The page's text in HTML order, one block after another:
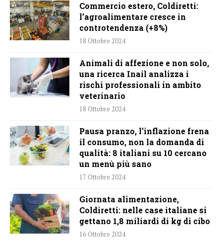
Commercio estero, Coldiretti:
l’agroalimentare cresce in
controtendenza (+8%)
18 Ottobre 2024
Animali di affezione e non solo,
una ricerca Inail analizza i
rischi professionali in ambito
veterinario
18 Ottobre 2024
Pausa pranzo, l’inflazione frena
il consumo, non la domanda di
qualità: 8 italiani su 10 cercano
un menù più sano
17 Ottobre 2024
Giornata alimentazione,
Coldiretti: nelle case italiane si
gettano 1,8 miliardi di kg di cibo
16 Ottobre 2024